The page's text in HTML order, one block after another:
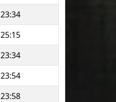
23:34
25:15
23:34
23:54
23:58